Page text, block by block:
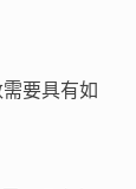
要具有如